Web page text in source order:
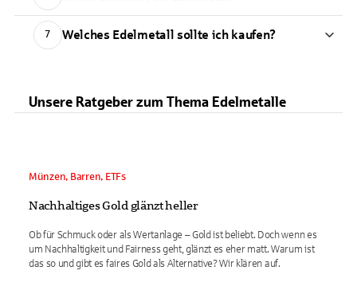
7 Welches Edelmetall sollte ich kaufen?
Unsere Ratgeber zum Thema Edelmetalle
Münzen, Barren, ETFs
Nachhaltiges Gold glänzt heller
Ob für Schmuck oder als Wertanlage – Gold ist beliebt. Doch wenn es
um Nachhaltigkeit und Fairness geht, glänzt es eher matt. Warum ist
das so und gibt es faires Gold als Alternative? Wir klären auf.